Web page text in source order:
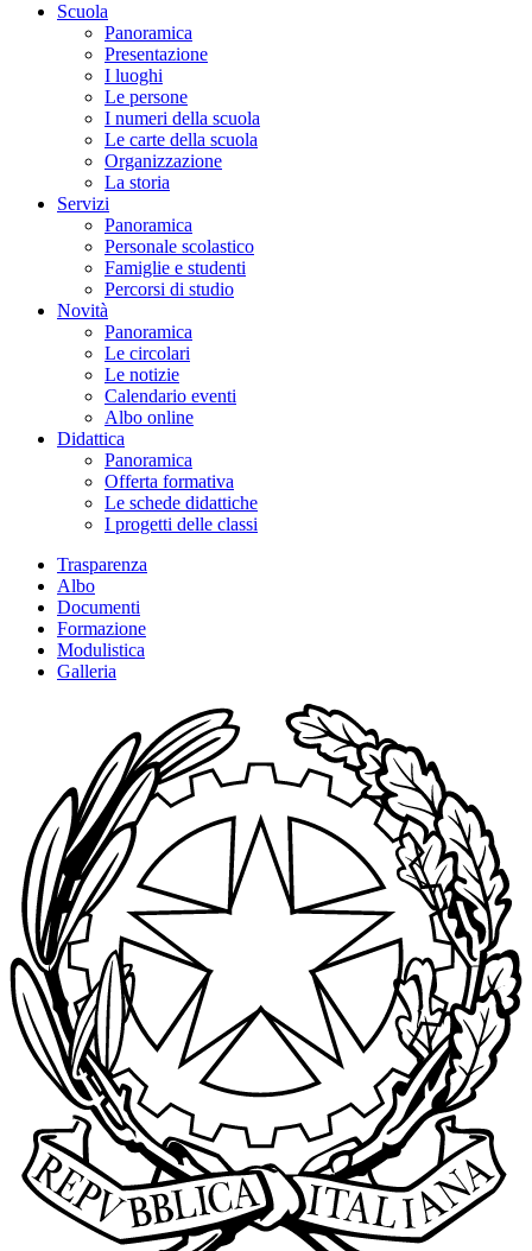
Scuola
Panoramica
Presentazione
I luoghi
Le persone
I numeri della scuola
Le carte della scuola
Organizzazione
La storia
Servizi
Panoramica
Personale scolastico
Famiglie e studenti
Percorsi di studio
Novità
Panoramica
Le circolari
Le notizie
Calendario eventi
Albo online
Didattica
Panoramica
Offerta formativa
Le schede didattiche
I progetti delle classi
Trasparenza
Albo
Documenti
Formazione
Modulistica
Galleria